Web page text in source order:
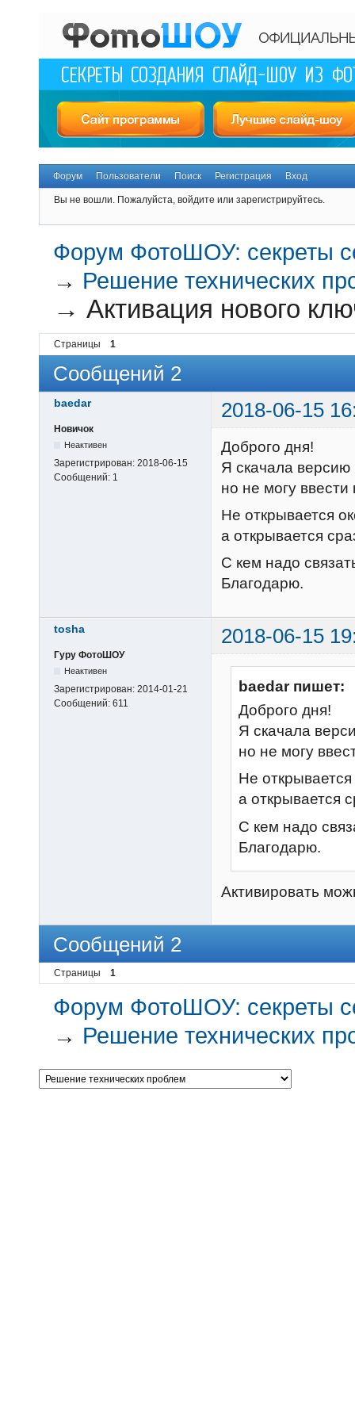
Форум Пользователи Поиск Регистрация Вход
Вы не вошли. Пожалуйста, войдите или зарегистрируйтесь.
Форум ФотоШОУ: секреты
→ Решение технических
→Активация нового
Страницы 1
Сообщений 2
baedar 2018-06-15
Новичок
Неактивен
Зарегистрирован: 2018-06-15
Сообщений: 1
Доброго дня!
Я скачала
но не могу ввести
Не открывается
а открывается
С кем надо
Благодарю.
tosha 2018-06-15
Гуру ФотоШОУ
Неактивен
Зарегистрирован: 2014-01-21
Сообщений: 611
baedar пишет:
Доброго дня!
Я скачала
но не могу
Не
а открывается
С кем надо
Благодарю.
Активировать
Сообщений 2
Страницы 1
Форум ФотоШОУ: секреты
→ Решение технических